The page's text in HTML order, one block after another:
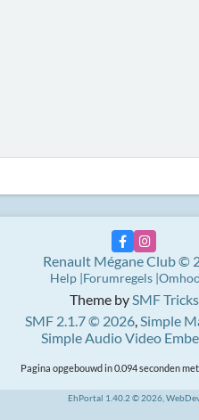
Theme bySMF Tricks
SMF 2.1.7 © 2026,Simple
Simple Audio Video
Renault Mégane Club ©
Help Forumregels
Pagina opgebouwd in 0.094 seconden
EhPortal 1.40.2 © 2026,